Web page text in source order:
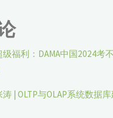
级福利：DAMA中国2024考
涛 | OLTP与OLAP系统数据